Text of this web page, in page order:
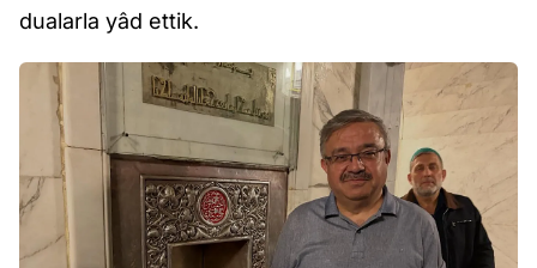
dualarla yâd ettik.